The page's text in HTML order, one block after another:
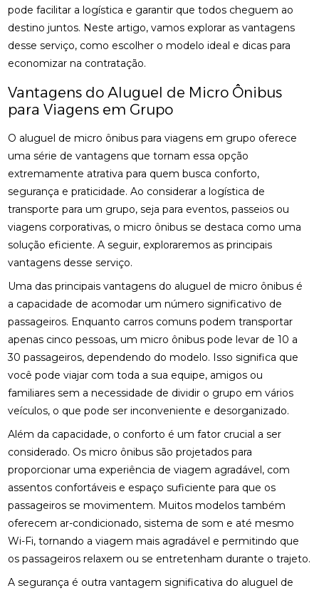
pode facilitar a logística e garantir que todos cheguem ao
destino juntos. Neste artigo, vamos explorar as vantagens
desse serviço, como escolher o modelo ideal e dicas para
economizar na contratação.
Vantagens do Aluguel de Micro Ônibus
para Viagens em Grupo
O aluguel de micro ônibus para viagens em grupo oferece
uma série de vantagens que tornam essa opção
extremamente atrativa para quem busca conforto,
segurança e praticidade. Ao considerar a logística de
transporte para um grupo, seja para eventos, passeios ou
viagens corporativas, o micro ônibus se destaca como uma
solução eficiente. A seguir, exploraremos as principais
vantagens desse serviço.
Uma das principais vantagens do aluguel de micro ônibus é
a capacidade de acomodar um número significativo de
passageiros. Enquanto carros comuns podem transportar
apenas cinco pessoas, um micro ônibus pode levar de 10 a
30 passageiros, dependendo do modelo. Isso significa que
você pode viajar com toda a sua equipe, amigos ou
familiares sem a necessidade de dividir o grupo em vários
veículos, o que pode ser inconveniente e desorganizado.
Além da capacidade, o conforto é um fator crucial a ser
considerado. Os micro ônibus são projetados para
proporcionar uma experiência de viagem agradável, com
assentos confortáveis e espaço suficiente para que os
passageiros se movimentem. Muitos modelos também
oferecem ar-condicionado, sistema de som e até mesmo
Wi-Fi, tornando a viagem mais agradável e permitindo que
os passageiros relaxem ou se entretenham durante o trajeto.
A segurança é outra vantagem significativa do aluguel de